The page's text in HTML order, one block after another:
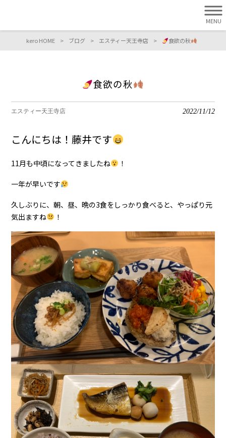
MENU
kero HOME > ブログ > エスティー天王寺店 > 食欲の秋
食欲の秋
エスティー天王寺店 2022/11/12
こんにちは！藤井です
11月も中頃になってきましたね ！
一年が早いです
久しぶりに、朝、昼、晩の3食をしっかり食べると、やっぱり元
気出ますね
！